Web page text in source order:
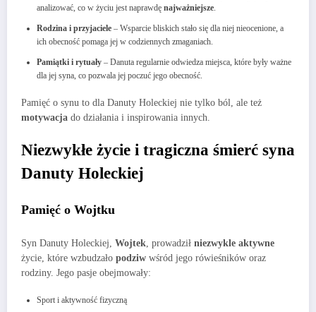
analizować, co w życiu jest naprawdę najważniejsze
Rodzina i przyjaciele – Wsparcie bliskich stało się dla niej nieocenione, a
ich obecność pomaga jej w codziennych zmaganiach.
Pamiątki i rytuały – Danuta regularnie odwiedza miejsca, które były ważne
dla jej syna, co pozwala jej poczuć jego obecność.
Pamięć o synu to dla Danuty Holeckiej nie tylko ból, ale też
motywacja do działania i inspirowania innych.
Niezwykłe życie i tragiczna śmierć syna
Danuty Holeckiej
Pamięć o Wojtku
Syn Danuty Holeckiej, Wojtek , prowadził niezwykle aktywne
życie, które wzbudzało podziw wśród jego rówieśników oraz
rodziny. Jego pasje obejmowały:
Sport i aktywność fizyczną